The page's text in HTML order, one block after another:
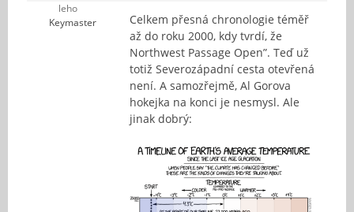
Kontakt
leho
Keymaster
Celkem přesná chronologie téměř
až do roku 2000, kdy tvrdí, že
Northwest Passage Open”. Teď už
totiž Severozápadní cesta otevřená
není. A samozřejmě, Al Gorova
hokejka na konci je nesmysl. Ale
jinak dobrý: